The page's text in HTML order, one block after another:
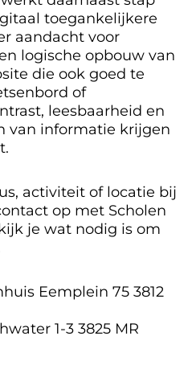
toegankelijkere
aandacht voor
logische opbouw van
die ook goed te
of
leesbaarheid en
van informatie krijgen
activiteit of locatie bij
op met Scholen
je wat nodig is om
Eemplein 75 3812
1-3 3825 MR